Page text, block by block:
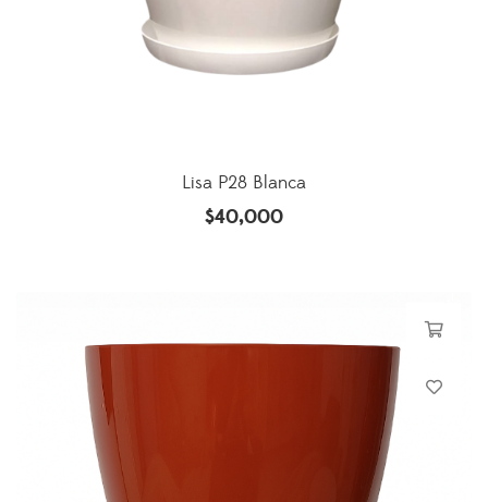
Lisa P28 Blanca
$40,000